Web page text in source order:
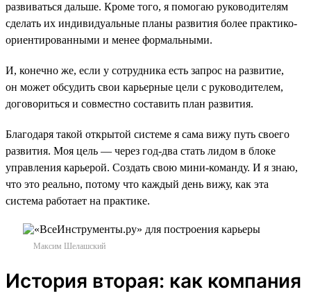
развиваться дальше. Кроме того, я помогаю руководителям
сделать их индивидуальные планы развития более практико-
ориентированными и менее формальными.
И, конечно же, если у сотрудника есть запрос на развитие,
он может обсудить свои карьерные цели с руководителем,
договориться и совместно составить план развития.
Благодаря такой открытой системе я сама вижу путь своего
развития. Моя цель — через год-два стать лидом в блоке
управления карьерой. Создать свою мини-команду. И я знаю,
что это реально, потому что каждый день вижу, как эта
система работает на практике.
Максим Шелашский
История вторая: как компания